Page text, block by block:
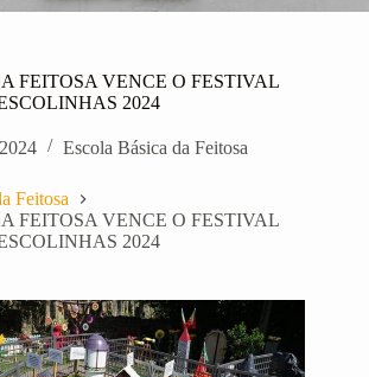
FEITOSA VENCE O FESTIVAL
2024
Escola Básica da Feitosa
Feitosa
FEITOSA VENCE O FESTIVAL
2024